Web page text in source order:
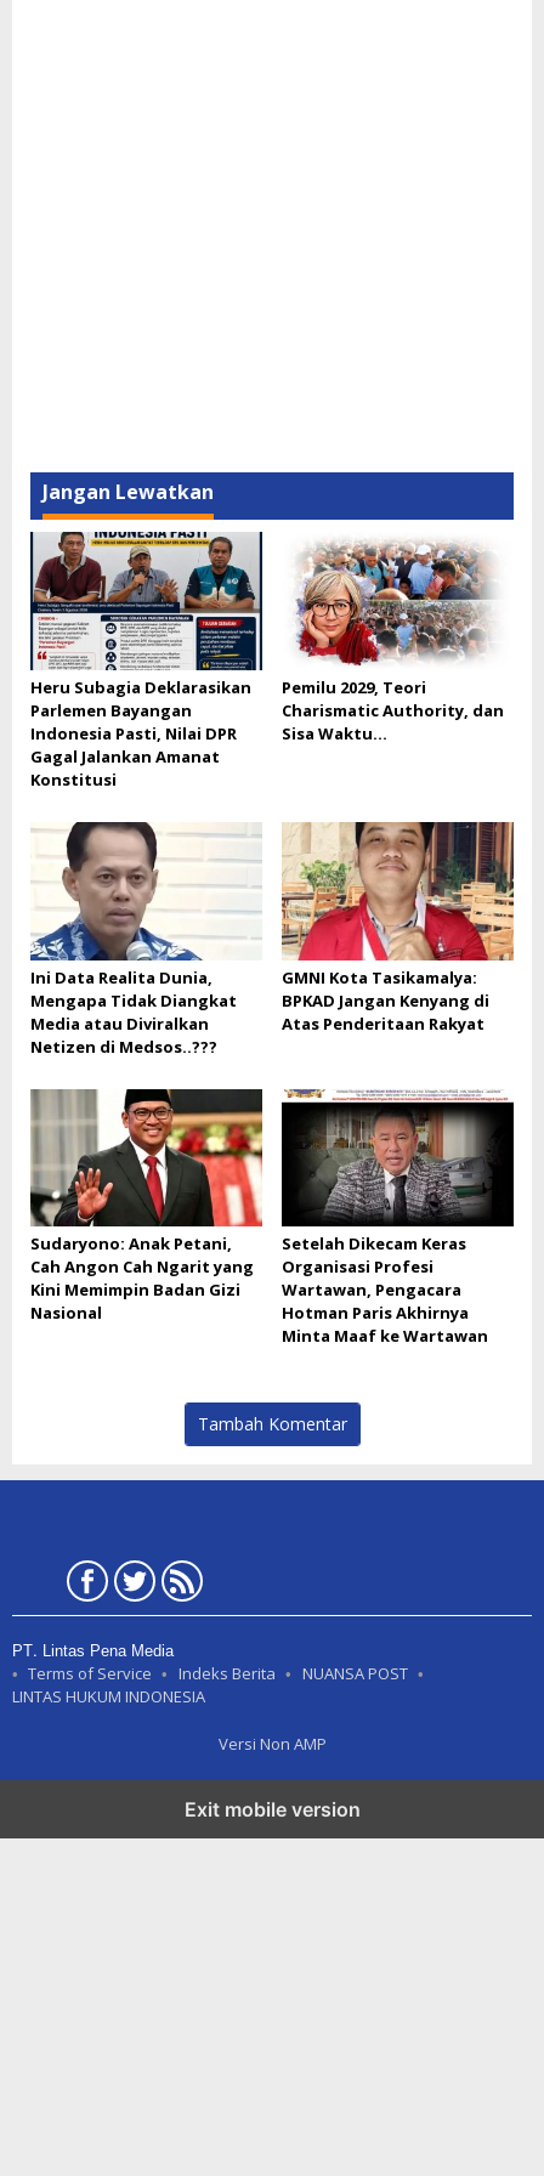
Jangan Lewatkan
Heru Subagia Deklarasikan
Parlemen Bayangan
Indonesia Pasti, Nilai DPR
Gagal Jalankan Amanat
Konstitusi
Pemilu 2029, Teori
Charismatic Authority, dan
Sisa Waktu…
Ini Data Realita Dunia,
Mengapa Tidak Diangkat
Media atau Diviralkan
Netizen di Medsos..???
GMNI Kota Tasikamalya:
BPKAD Jangan Kenyang di
Atas Penderitaan Rakyat
Sudaryono: Anak Petani,
Cah Angon Cah Ngarit yang
Kini Memimpin Badan Gizi
Nasional
Setelah Dikecam Keras
Organisasi Profesi
Wartawan, Pengacara
Hotman Paris Akhirnya
Minta Maaf ke Wartawan
Tambah Komentar
PT. Lintas Pena Media
Terms of Service Indeks Berita
NUANSA POST
LINTAS HUKUM INDONESIA
Versi Non AMP
Exit mobile version